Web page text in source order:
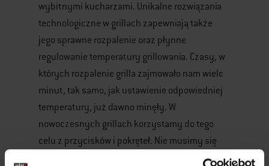
wybitnymi kucharzami. Unikalne rozwiązania
technologiczne w grillach zapewniają także
jego sprawne rozpalenie oraz płynne
regulowanie temperatury grillowania. Czasy, w
których rozpalenie grilla zajmowało nam wiele
minut, tak samo, jak ustawienie odpowiedniej
temperatury, już dawno minęły. W
nowoczesnych grillach korzystamy do tego
celu z przycisków i pokręteł. Nie musimy się